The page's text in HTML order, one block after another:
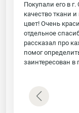
Покупали его в
качество ткани
цвет! Очень
отдельное
рассказал про
помог
заинтересован в